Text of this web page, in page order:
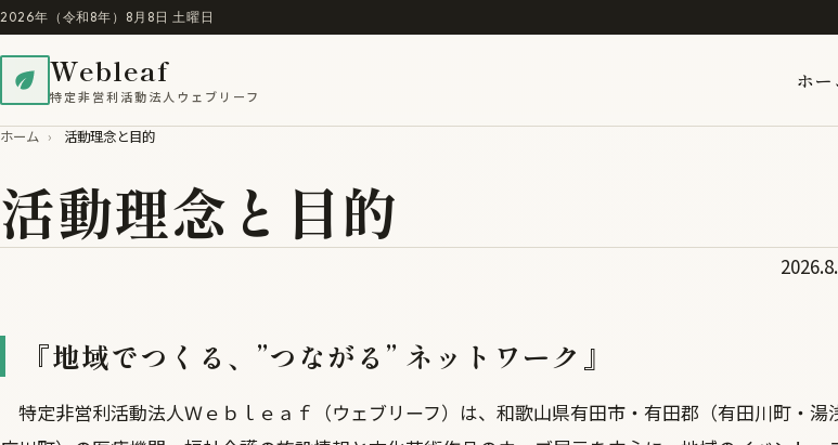
2026年（令和8年）8月8日 土曜日
Webleaf
特定非営利活動法人ウェブリーフ
ホー
ホーム › 活動理念と目的
活動理念と目的
『地域でつくる、”つながる” ネットワーク』
特定非営利活動法人Ｗｅｂｌｅａｆ（ウェブリーフ）は、和歌山県有田市・有田郡（有田川町・湯